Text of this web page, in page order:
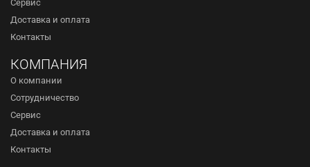
Доставка и оплата
Контакты
КОМПАНИЯ
О компании
Сотрудничество
Сервис
Доставка и оплата
Контакты